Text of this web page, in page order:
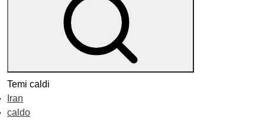
Temi caldi
Iran
caldo